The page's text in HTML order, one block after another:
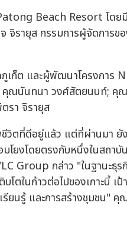
Beach Resort โด
รายุส กรรมการผู้จัดการข
เก็ต และผู้พัฒนาโครงการ
คุณนันทนา วงศ์สัตยนนท์; คุ
รา จิรายุส
วิตที่ดีอยู่แล้ว แต่ที่ผ่านมา ยั
โยงโดยตรงกับหนึ่งในสถาบั
Group กล่าว "ในฐานะธุร
ตในก้าวต่อไปของเกาะนี้ เป้
รียนรู้ และการสร้างชุมชน"